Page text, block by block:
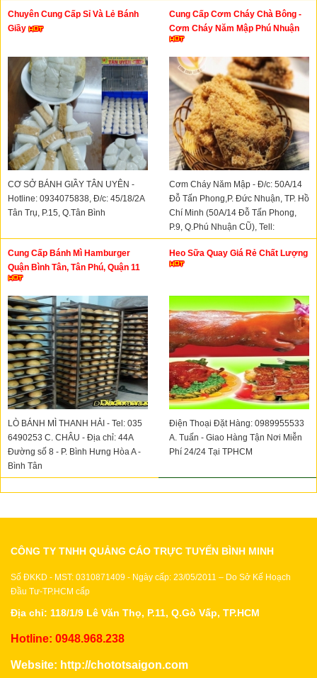
Chuyên Cung Cấp Sỉ Và Lẻ Bánh
Giầy
CƠ SỞ BÁNH GIẦY TÂN UYÊN -
Hotline: 0934075838, Đ/c: 45/18/2A
Tân Trụ, P.15, Q.Tân Bình
Cung Cấp Cơm Cháy Chà Bông -
Cơm Cháy Năm Mập Phú Nhuận
Cơm Cháy Năm Mập - Đ/c: 50A/14
Đỗ Tấn Phong,P. Đức Nhuận, TP. Hồ
Chí Minh (50A/14 Đỗ Tấn Phong,
P.9, Q.Phú Nhuận CŨ), Tell:
0776982425
Cung Cấp Bánh Mì Hamburger
Quận Bình Tân, Tân Phú, Quận 11
LÒ BÁNH MÌ THANH HẢI - Tel: 035
6490253 C. CHÂU - Địa chỉ: 44A
Đường số 8 - P. Bình Hưng Hòa A -
Bình Tân
Heo Sữa Quay Giá Rẻ Chất Lượng
Điện Thoại Đặt Hàng: 0989955533
A. Tuấn - Giao Hàng Tận Nơi Miễn
Phí 24/24 Tại TPHCM
CÔNG TY TNHH QUẢNG CÁO TRỰC TUYẾN BÌNH MINH
Số ĐKKD - MST: 0310871409 - Ngày cấp: 23/05/2011 – Do Sở Kế Hoạch
Đầu Tư-TP.HCM cấp
Địa chỉ: 118/1/9 Lê Văn Thọ, P.11, Q.Gò Vấp, TP.HCM
Hotline: 0948.968.238
Website: http://chototsaigon.com